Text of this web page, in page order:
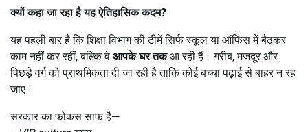
क्यों कहा जा रहा है यह ऐतिहासिक कदम?
यह पहली बार है कि शिक्षा विभाग की टीमें सिर्फ स्कूल या ऑफिस में बैठकर
काम नहीं कर रहीं, बल्कि वे आपके घर तकआ रही हैं। गरीब, मजदूर और
पिछड़े वर्ग को प्राथमिकता दी जा रही है ताकि कोई बच्चा पढ़ाई से बाहर न रह
जाए।
सरकार का फोकस साफ है—